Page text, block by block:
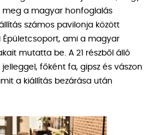
a magyar honfoglalás
számos pavilonja között
ami a magyar
mutatta be. A 21 részből álló
főként fa, gipsz és vászon
a kiállítás bezárása után